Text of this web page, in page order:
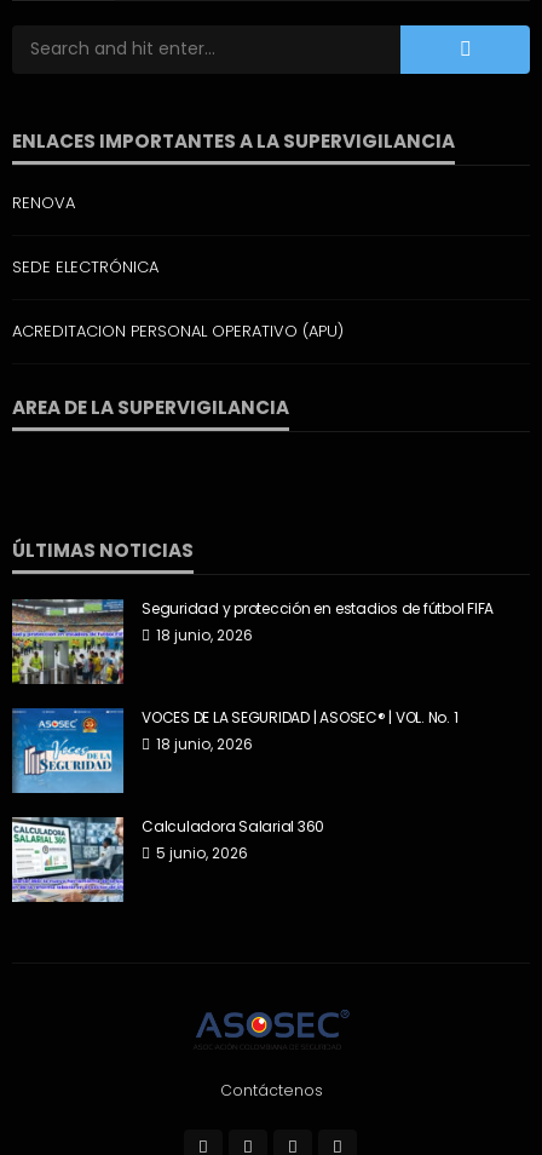
ENLACES IMPORTANTES A LA SUPERVIGILANCIA
RENOVA
SEDE ELECTRÓNICA
ACREDITACION PERSONAL OPERATIVO (APU)
AREA DE LA SUPERVIGILANCIA
ÚLTIMAS NOTICIAS
Seguridad y protección en estadios de fútbol FIFA
18 junio, 2026
VOCES DE LA SEGURIDAD | ASOSEC® | VOL. No. 1
18 junio, 2026
Calculadora Salarial 360
5 junio, 2026
Contáctenos